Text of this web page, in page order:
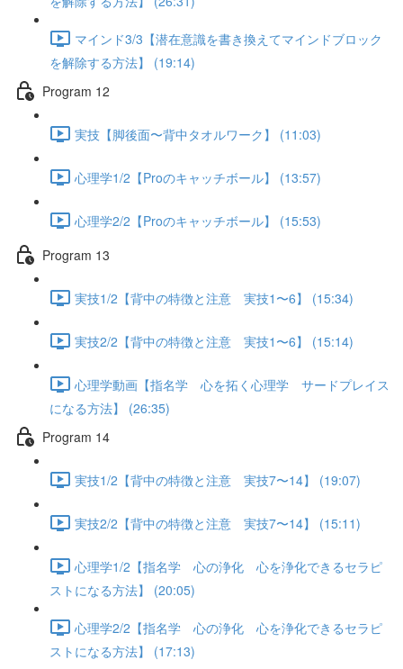
マインド3/3【潜在意識を書き換えてマインドブロック
を解除する方法】 (19:14)
Program 12
実技【脚後面〜背中タオルワーク】 (11:03)
心理学1/2【Proのキャッチボール】 (13:57)
心理学2/2【Proのキャッチボール】 (15:53)
Program 13
実技1/2【背中の特徴と注意 実技1〜6】 (15:34)
実技2/2【背中の特徴と注意 実技1〜6】 (15:14)
心理学動画【指名学 心を拓く心理学 サードプレイス
になる方法】 (26:35)
Program 14
実技1/2【背中の特徴と注意 実技7〜14】 (19:07)
実技2/2【背中の特徴と注意 実技7〜14】 (15:11)
心理学1/2【指名学 心の浄化 心を浄化できるセラピ
ストになる方法】 (20:05)
心理学2/2【指名学 心の浄化 心を浄化できるセラピ
ストになる方法】 (17:13)